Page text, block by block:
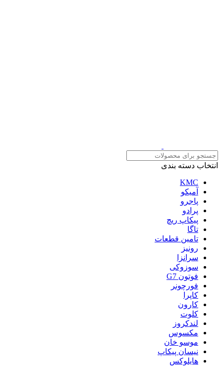
انتخاب دسته بندی
KMC
آمیکو
پاجرو
پرادو
پیکاپ ریچ
تاگا
تامین قطعات
رونیز
سرانزا
سوزوکی
فوتون G7
فورچونر
کاپرا
کارون
کلوت
لندکروز
مکسوس
موسو خان
نیسان پیکاپ
هایلوکس